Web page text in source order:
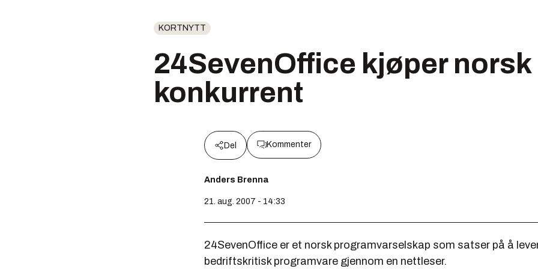
KORTNYTT
24SevenOffice kjøper norsk
konkurrent
Del Kommenter
Anders Brenna
21. aug. 2007 - 14:33
24SevenOffice er et norsk programvarselskap som satser på å
bedriftskritisk programvare gjennom en nettleser.